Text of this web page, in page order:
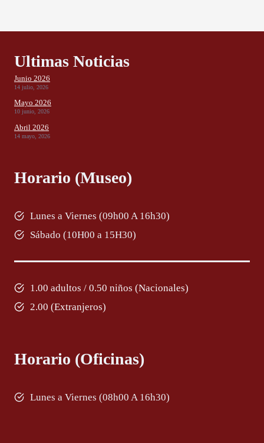
Ultimas Noticias
Junio 2026
14 julio, 2026
Mayo 2026
10 junio, 2026
Abril 2026
14 mayo, 2026
Horario (Museo)
Lunes a Viernes (09h00 A 16h30)
Sábado (10H00 a 15H30)
1.00 adultos / 0.50 niños (Nacionales)
2.00 (Extranjeros)
Horario (Oficinas)
Lunes a Viernes (08h00 A 16h30)